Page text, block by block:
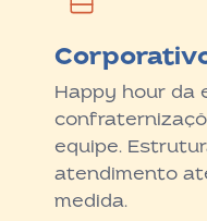
Happy hour da
equipe.
atendimento
medida.